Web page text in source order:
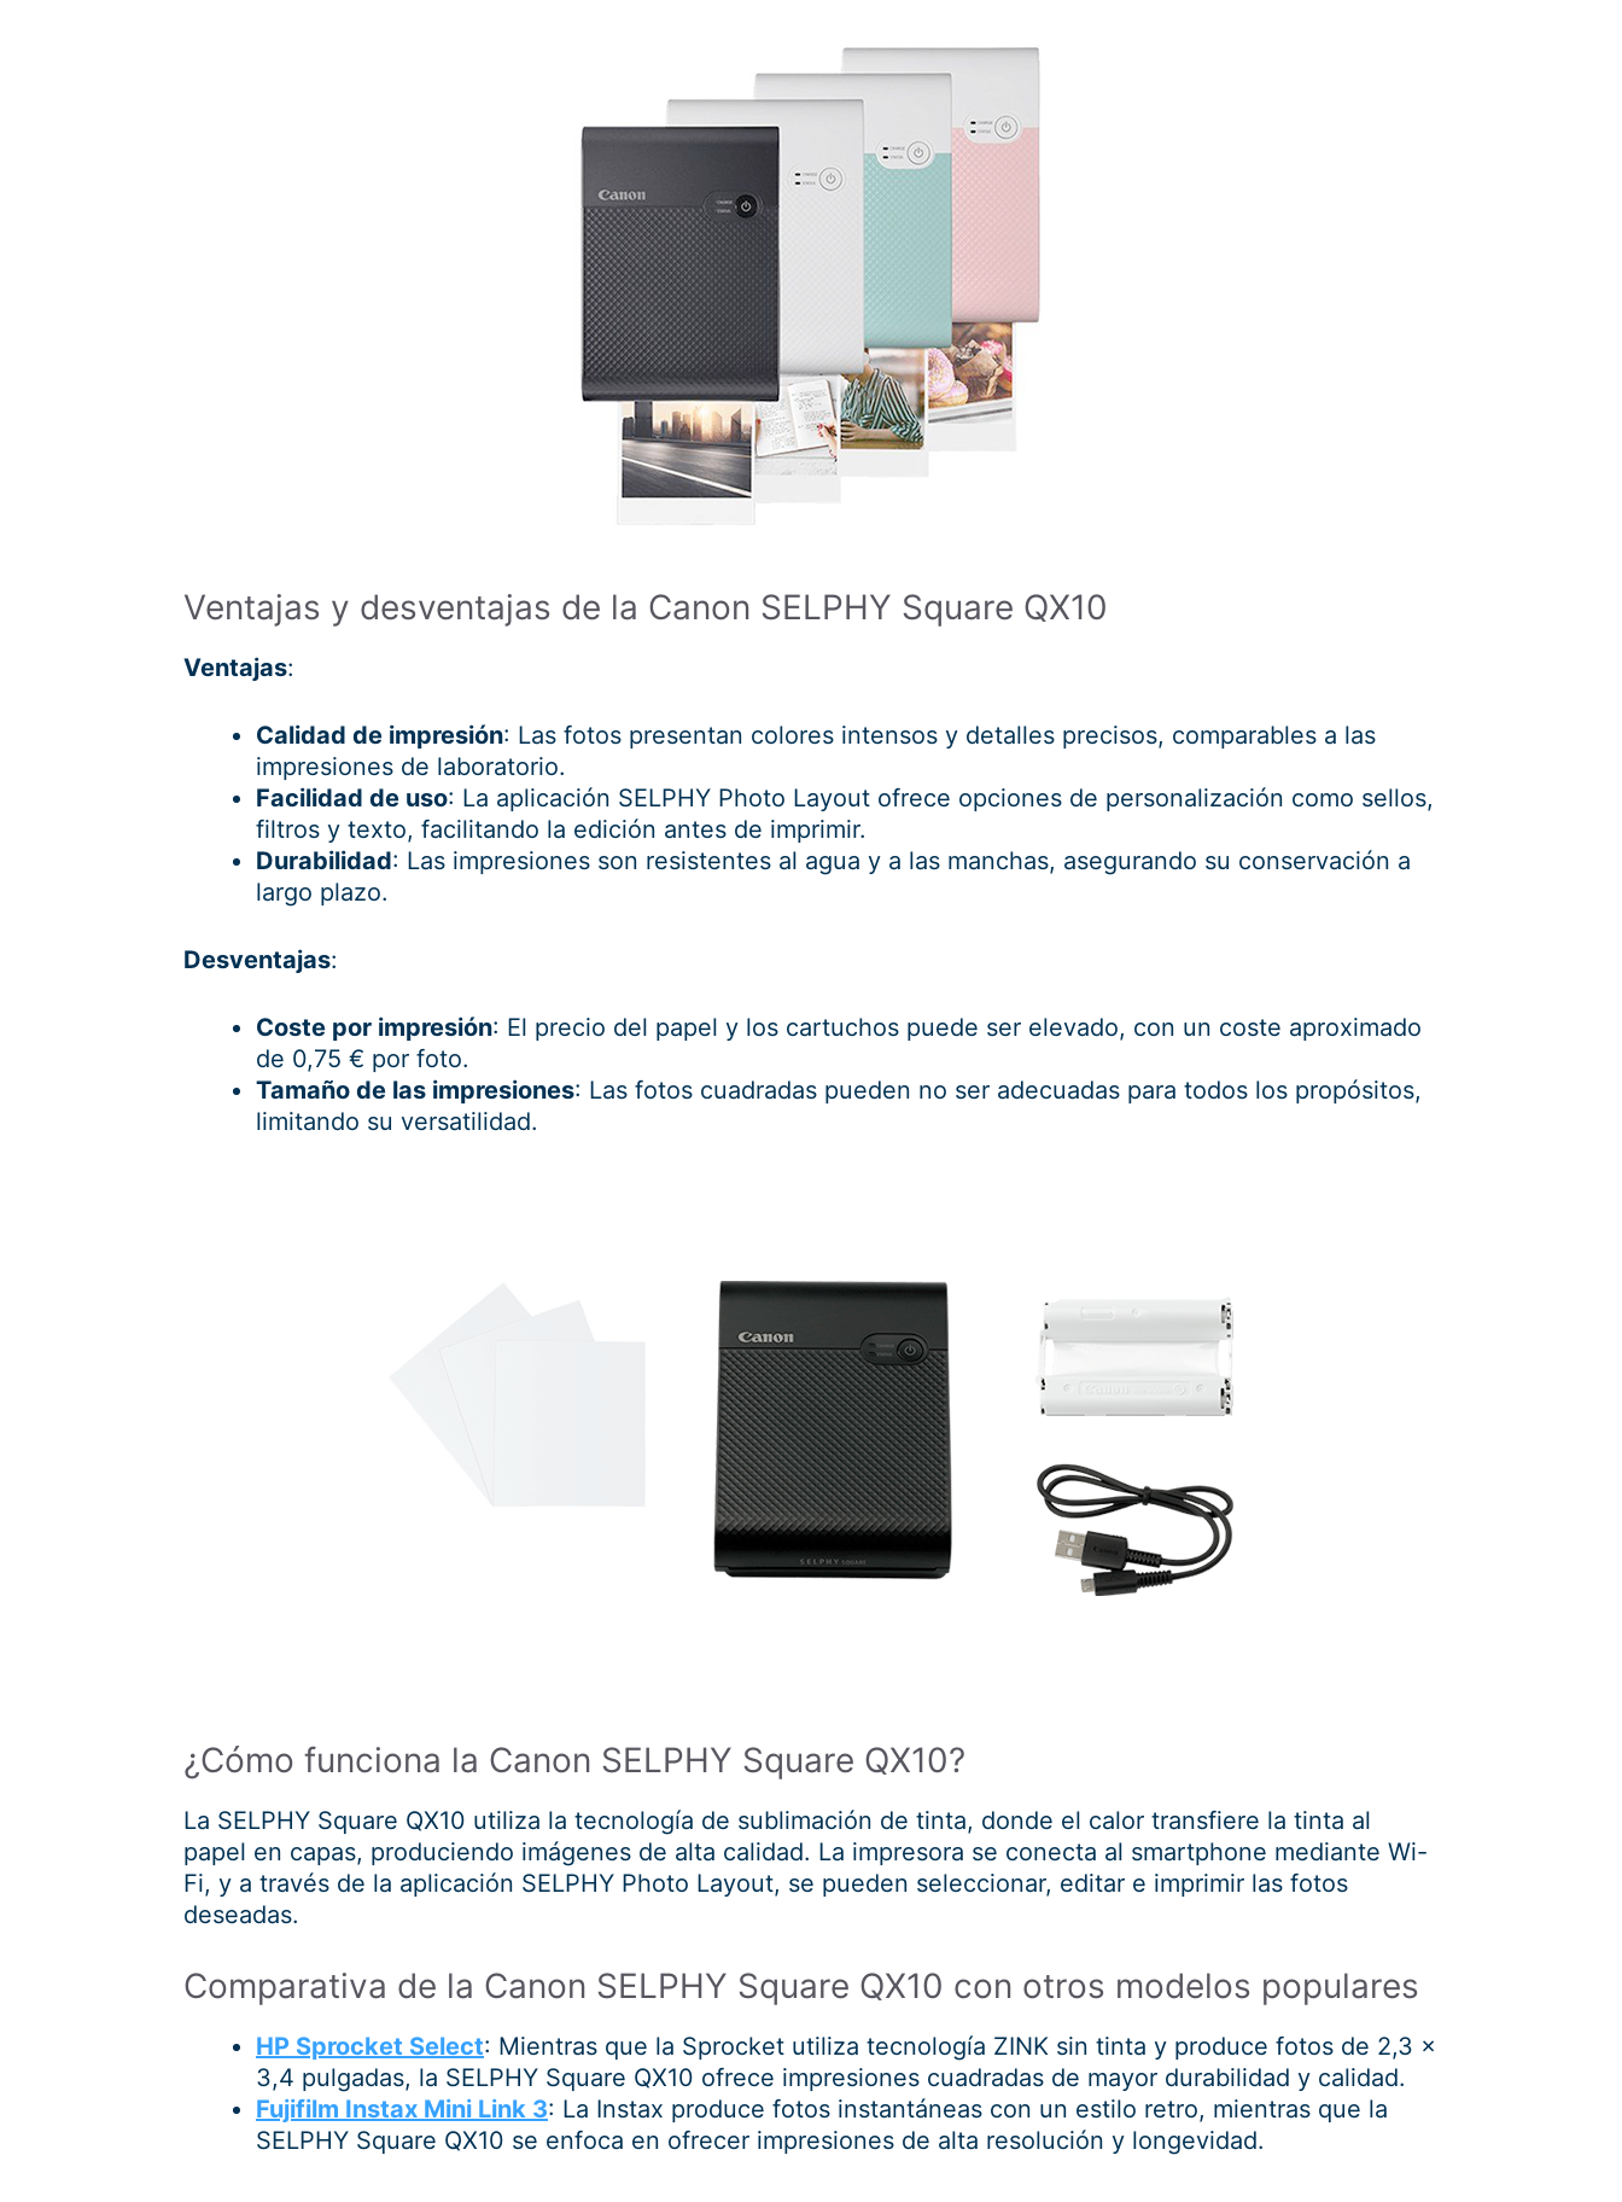
Ventajas y desventajas de la Canon SELPHY Square QX10
Ventajas:
Calidad de impresión: Las fotos presentan colores intensos y detalles precisos, comparables a las
impresiones de laboratorio.
Facilidad de uso: La aplicación SELPHY Photo Layout ofrece opciones de personalización como sellos,
filtros y texto, facilitando la edición antes de imprimir.
Durabilidad: Las impresiones son resistentes al agua y a las manchas, asegurando su conservación a
largo plazo.
Desventajas:
Coste por impresión: El precio del papel y los cartuchos puede ser elevado, con un coste aproximado
de 0,75 € por foto.
Tamaño de las impresiones: Las fotos cuadradas pueden no ser adecuadas para todos los propósitos,
limitando su versatilidad.
¿Cómo funciona la Canon SELPHY Square QX10?
La SELPHY Square QX10 utiliza la tecnología de sublimación de tinta, donde el calor transfiere la tinta al
papel en capas, produciendo imágenes de alta calidad. La impresora se conecta al smartphone mediante Wi-
Fi, y a través de la aplicación SELPHY Photo Layout, se pueden seleccionar, editar e imprimir las fotos
deseadas.
Comparativa de la Canon SELPHY Square QX10 con otros modelos populares
HP Sprocket Select: Mientras que la Sprocket utiliza tecnología ZINK sin tinta y produce fotos de 2,3 x
3,4 pulgadas, la SELPHY Square QX10 ofrece impresiones cuadradas de mayor durabilidad y calidad.
Fujifilm Instax Mini Link 3: La Instax produce fotos instantáneas con un estilo retro, mientras que la
SELPHY Square QX10 se enfoca en ofrecer impresiones de alta resolución y longevidad.